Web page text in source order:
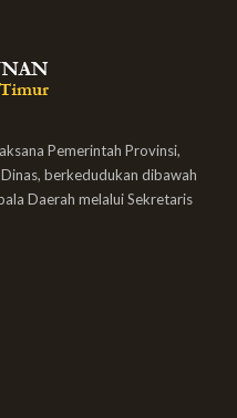
Pemerintah Provinsi,
berkedudukan dibawah
Daerah melalui Sekretaris